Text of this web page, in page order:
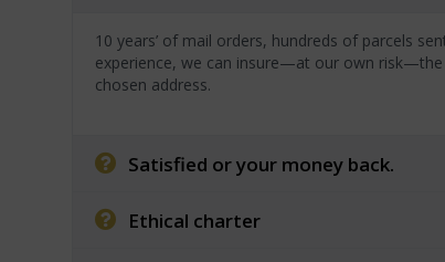
10 years’ of mail orders, hundreds of parcels
experience, we can insure—at our own
chosen address.
Satisfied or your money back.
Ethical charter